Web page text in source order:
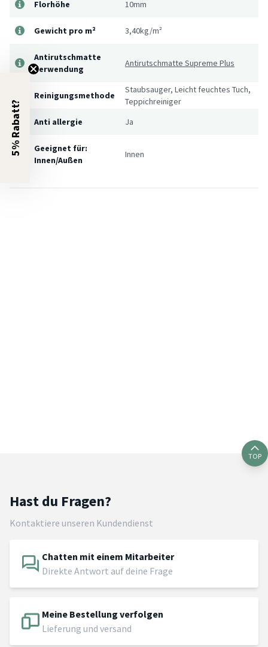
Florhöhe 10mm
Gewicht pro m² 3,40kg/m²
Antirutschmatte
Verwendung
Antirutschmatte Supreme Plus
Reinigungsmethode
Staubsauger, Leicht feuchtes Tuch,
Teppichreiniger
Anti allergie
Ja
Geeignet für:
Innen/Außen
Innen
TOP
Hast du Fragen?
Kontaktiere unseren Kundendienst
Chatten mit einem Mitarbeiter
Direkte Antwort auf deine Frage
Meine Bestellung verfolgen
Lieferung und versand
5% Rabatt?